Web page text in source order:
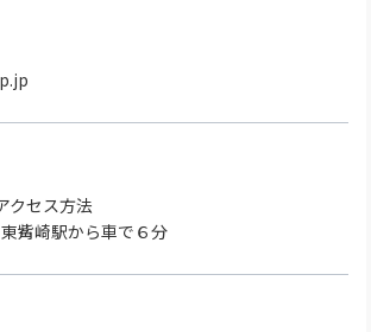
クセス方法
觜崎駅から車で６分